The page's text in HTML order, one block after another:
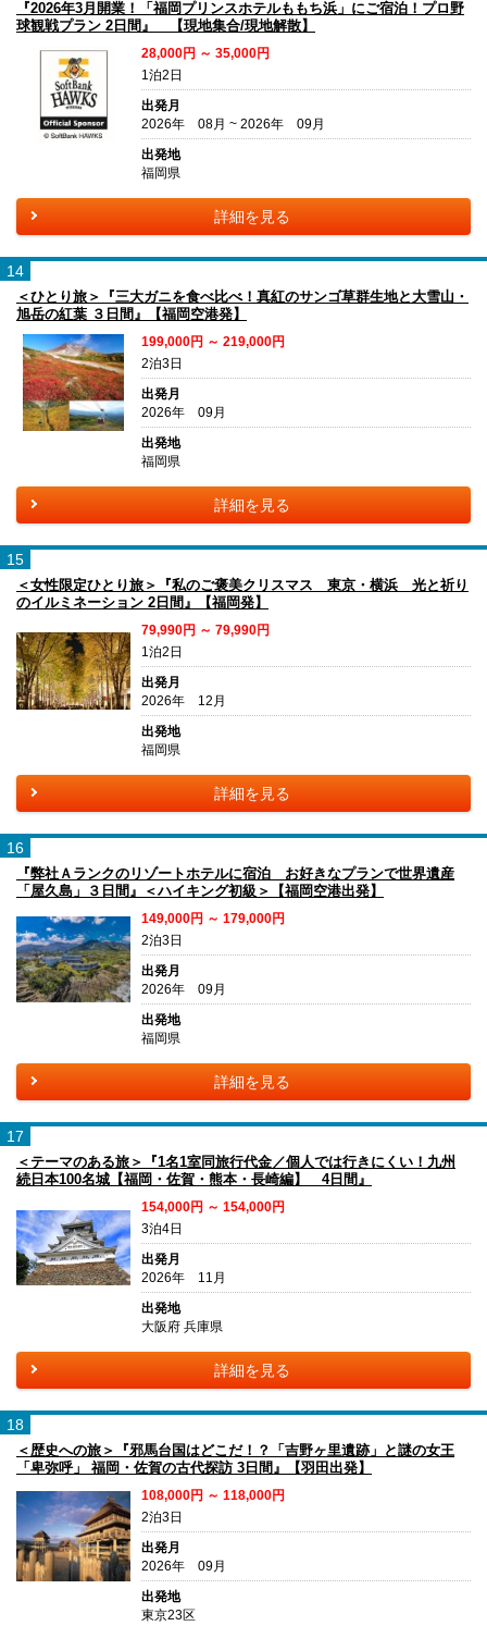
『2026年3月開業！「福岡プリンスホテルももち浜」にご宿泊！プロ野
球観戦プラン 2日間』 【現地集合/現地解散】
28,000円 ～ 35,000円
1泊2日
出発月
2026年 08月 ~ 2026年 09月
出発地
福岡県
詳細を見る
14
＜ひとり旅＞『三大ガニを食べ比べ！真紅のサンゴ草群生地と大雪山・
旭岳の紅葉 ３日間』【福岡空港発】
199,000円 ～ 219,000円
2泊3日
出発月
2026年 09月
出発地
福岡県
詳細を見る
15
＜女性限定ひとり旅＞『私のご褒美クリスマス 東京・横浜 光と祈り
のイルミネーション 2日間』【福岡発】
79,990円 ～ 79,990円
1泊2日
出発月
2026年 12月
出発地
福岡県
詳細を見る
16
『弊社Ａランクのリゾートホテルに宿泊 お好きなプランで世界遺産
「屋久島」３日間』＜ハイキング初級＞【福岡空港出発】
149,000円 ～ 179,000円
2泊3日
出発月
2026年 09月
出発地
福岡県
詳細を見る
17
＜テーマのある旅＞『1名1室同旅行代金／個人では行きにくい！九州
続日本100名城【福岡・佐賀・熊本・長崎編】 4日間』
154,000円 ～ 154,000円
3泊4日
出発月
2026年 11月
出発地
大阪府 兵庫県
詳細を見る
18
＜歴史への旅＞『邪馬台国はどこだ！？「吉野ヶ里遺跡」と謎の女王
「卑弥呼」 福岡・佐賀の古代探訪 3日間』【羽田出発】
108,000円 ～ 118,000円
2泊3日
出発月
2026年 09月
出発地
東京23区